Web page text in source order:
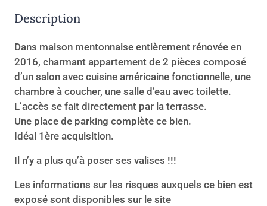
Description
Dans maison mentonnaise entièrement rénovée en
2016, charmant appartement de 2 pièces composé
d’un salon avec cuisine américaine fonctionnelle, une
chambre à coucher, une salle d’eau avec toilette.
L’accès se fait directement par la terrasse.
Une place de parking complète ce bien.
Idéal 1ère acquisition.
Il n’y a plus qu’à poser ses valises !!!
Les informations sur les risques auxquels ce bien est
exposé sont disponibles sur le site